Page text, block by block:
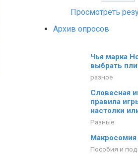
Просмотреть
Архив опросов
Чья марка
выбрать
разное
Словесная
правила
настолки
Разные
Макросомия
Пособия и